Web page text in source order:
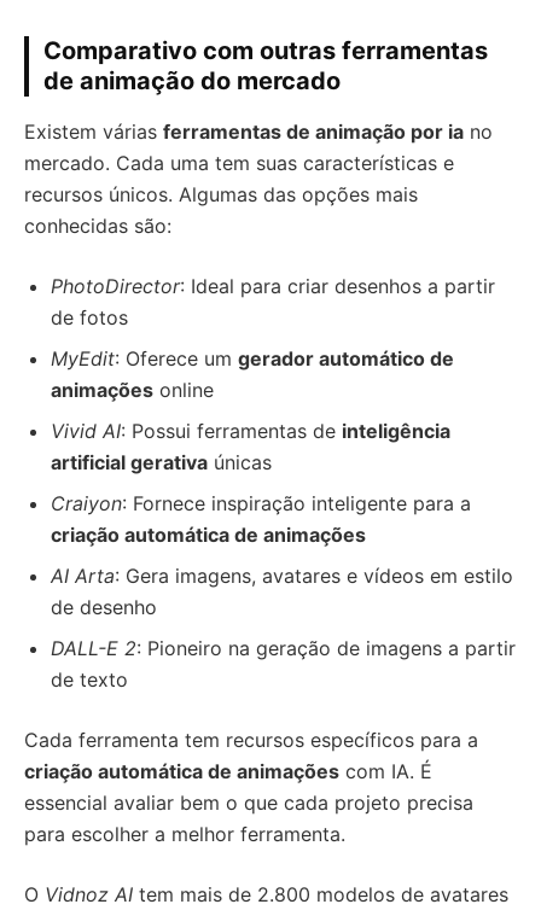
Comparativo com outras ferramentas
de animação do mercado
Existem várias ferramentas de animação por ia no
mercado. Cada uma tem suas características e
recursos únicos. Algumas das opções mais
conhecidas são:
PhotoDirector: Ideal para criar desenhos a partir
de fotos
MyEdit: Oferece um gerador automático de
animações online
Vivid AI: Possui ferramentas de inteligência
artificial gerativa únicas
Craiyon: Fornece inspiração inteligente para a
criação automática de animações
AI Arta: Gera imagens, avatares e vídeos em estilo
de desenho
DALL-E 2: Pioneiro na geração de imagens a partir
de texto
Cada ferramenta tem recursos específicos para a
criação automática de animações com IA. É
essencial avaliar bem o que cada projeto precisa
para escolher a melhor ferramenta.
O Vidnoz AI tem mais de 2.800 modelos de avatares